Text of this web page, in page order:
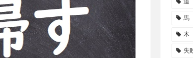
道
馬
木
失